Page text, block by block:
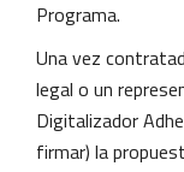
Programa.
Una vez
legal o un
Digitalizador
firmar) la